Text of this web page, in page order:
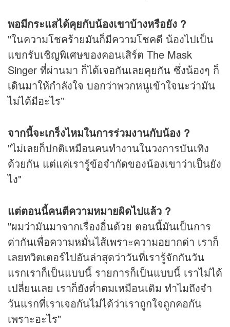
พอมีกระแสได้คุยกับน้องเขาบ้างหรือยัง ?
"ในความโชคร้ายมันก็มีความโชคดี น้องไปเป็น
แขกรับเชิญพิเศษของคอนเสิร์ต The Mask
Singer ที่ผ่านมา ก็ได้เจอกันเลยคุยกัน ซึ่งน้องๆ ก็
เดินมาให้กำลังใจ บอกว่าพวกหนูเข้าใจนะว่ามัน
ไม่ได้มีอะไร”
จากนี้จะเกร็งไหมในการร่วมงานกับน้อง ?
"ไม่เลยก็ปกติเหมือนคนทำงานในวงการบันเทิง
ด้วยกัน แต่แค่เรารู้ข้อจำกัดของน้องเขาว่าเป็นยัง
ไง"
แต่ตอนนี้คนตีความหมายผิดไปแล้ว ?
"ผมว่ามันมาจากเรื่องอื่นด้วย ตอนนี้มันเป็นการ
ด่ากันเพื่อความหมั่นไส้เพราะความอยากด่า เราก็
เลยทวิตเตอร์ไปอันล่าสุดว่าวันที่เรารู้จักกันวัน
แรกเราก็เป็นแบบนี้ รายการก็เป็นแบบนี้ เราไม่ได้
เปลี่ยนเลย เราก็ยังต่ำตมเหมือนเดิม ทำไมถึงจำ
วันแรกที่เราเจอกันไม่ได้ว่าเราถูกใจถูกคอกัน
เพราะอะไร"